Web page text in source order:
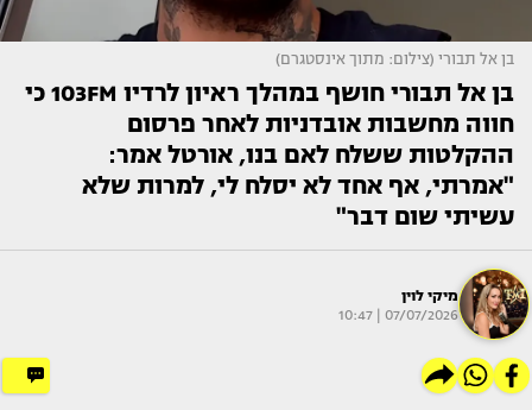
בן אל תבורי (צילום: מתוך אינסטגרם)
בן אל תבורי חושף במהלך ראיון לרדיו 103FM כי
חווה מחשבות אובדניות לאחר פרסום
ההקלטות ששלח לאם בנו, אורטל אמר:
"אמרתי, אף אחד לא יסלח לי, למרות שלא
עשיתי שום דבר"
מיקי לוין
07/07/2026 | 10:47